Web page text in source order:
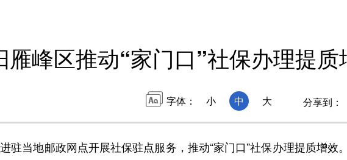
雁峰区推动“家门口”社保办理提
字体： 小 中 大 分享到：
当地邮政网点开展社保驻点服务，推动“家门口”社保办理提质增效